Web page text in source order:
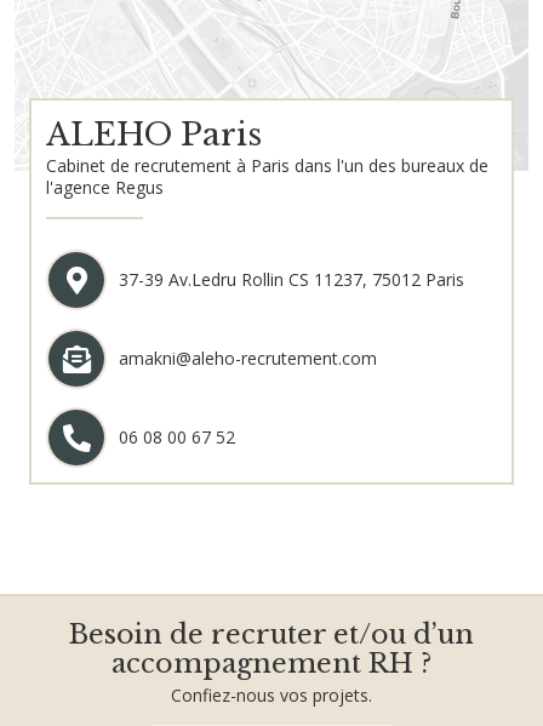
ALEHO Paris
Cabinet de recrutement à Paris dans l'un des bureaux de
l'agence Regus
37-39 Av.Ledru Rollin CS 11237, 75012 Paris
amakni@aleho-recrutement.com
06 08 00 67 52
Besoin de recruter et/ou d’un
accompagnement RH ?
Confiez-nous vos projets.